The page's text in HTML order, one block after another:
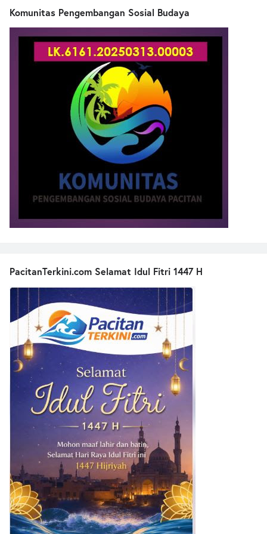
Komunitas Pengembangan Sosial Budaya
PacitanTerkini.com Selamat Idul Fitri 1447 H